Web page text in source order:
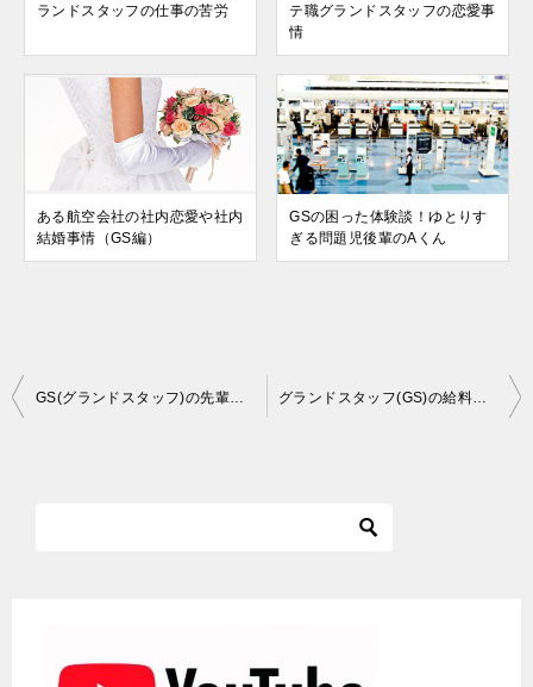
ランドスタッフの仕事の苦労
テ職グランドスタッフの恋愛事
情
ある航空会社の社内恋愛や社内
結婚事情（GS編）
GSの困った体験談！ゆとりす
ぎる問題児後輩のAくん
投